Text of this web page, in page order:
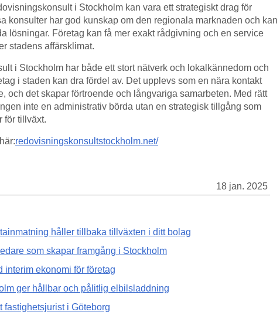
i Stockholm kan vara ett strategiskt drag för
konsulter har god kunskap om den regionala marknaden och kan
lösningar. Företag kan få mer exakt rådgivning och en service
stadens affärsklimat.
i Stockholm har både ett stort nätverk och lokalkännedom och
i staden kan dra fördel av. Det upplevs som en nära kontakt
och det skapar förtroende och långvariga samarbeten. Med rätt
inte en administrativ börda utan en strategisk tillgång som
för tillväxt.
redovisningskonsultstockholm.net/
18 jan. 2025
håller tillbaka tillväxten i ditt bolag
som skapar framgång i Stockholm
interim ekonomi för företag
ger hållbar och pålitlig elbilsladdning
fastighetsjurist i Göteborg